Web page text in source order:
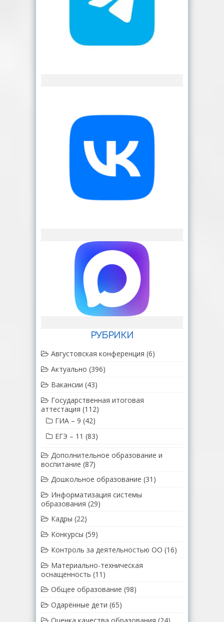
РУБРИКИ
Августовская конференция (6)
Актуально (396)
Вакансии (43)
Государственная итоговая
аттестация (112)
ГИА – 9 (42)
ЕГЭ – 11 (83)
Дополнительное образование и
воспитание (87)
Дошкольное образование (31)
Информатизация системы
образования (29)
Кадры (22)
Конкурсы (59)
Контроль за деятельностью ОО (16)
Материально-техническая
оснащенность (11)
Общее образование (98)
Одарённые дети (65)
Оценка качества образования (24)